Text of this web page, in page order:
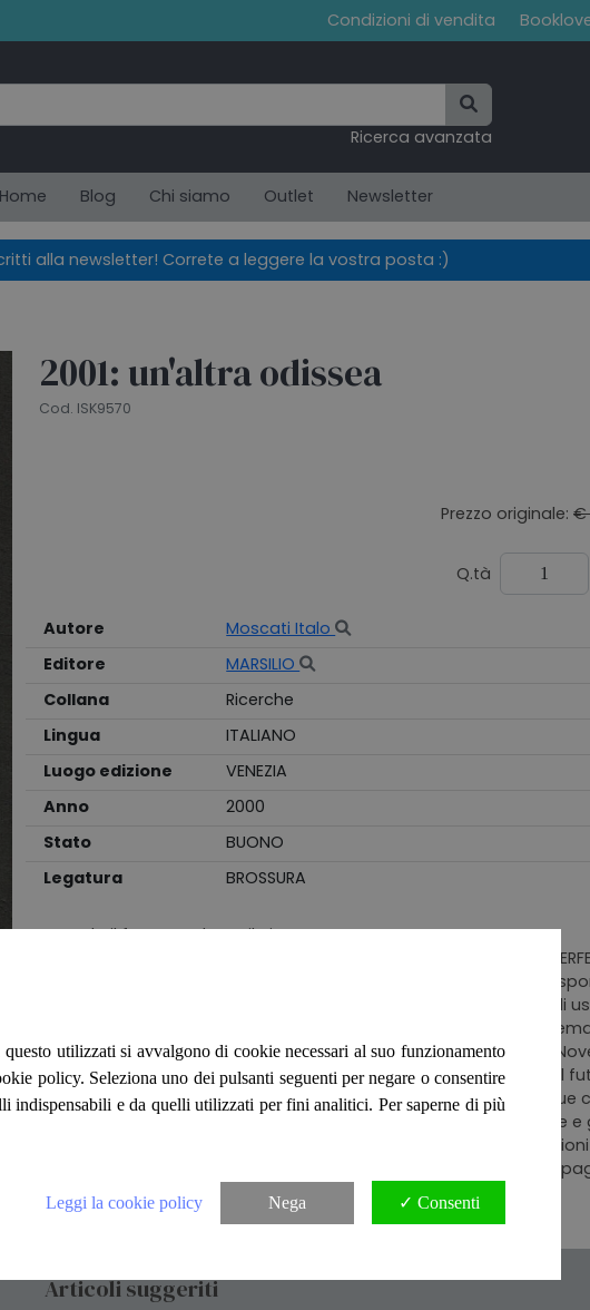
Condizioni di vendita
Ricerca avanzata
Home Blog Chi siamo Outlet Newsletter
alla newsletter! Correte a leggere la vostra posta :)
2001: un'altra odissea
Cod. ISK9570
Prezzo originale: €
Q.tà
Autore
Moscati Italo
Editore
MARSILIO
Collana
Ricerche
Lingua
ITALIANO
Luogo edizione
VENEZIA
Anno
2000
Stato
BUONO
Legatura
BROSSURA
Quando il futuro sedusse il cinema
IL LIBRO È USATO, PERTANTO POTREBBE PRESENTARE LIEVI DIFETTI/
CORRISPONDE AL LIBRO IN VENDITA. Pagine ingiallite ai bordi e con
copertina editoriale in cartoncino flessibile, illustrata, con segni di
piede e alla cima. Il nuovo libro di Italo Moscati è dedicato al
e continua il racconto, essenzialmente attraverso il cinema, del
verso il nuovo secolo. Se il cinema ha spesso guardato il futuro, il
del cinema facendone il mezzo più adatto per le sue sfide e le sue
partendo dal celebre film di Kubrick, intende ripercorerre le attese
corsa verso il domani che sono presenti in fatti, eroi, non eroi,
avvertono i presentimenti di quel che potraà accadere. Numero
dei dati è di Informazioni Editoriali I.E. Srl
Articoli suggeriti
utilizzati si avvalgono di cookie necessari al suo funzionamento
policy. Seleziona uno dei pulsanti seguenti per negare o consentire
indispensabili e da quelli utilizzati per fini analitici. Per saperne di più
Leggi la cookie policy Nega ✓ Consenti